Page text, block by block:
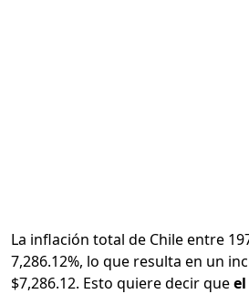
La inflación total de Chile entre
7,286.12%, lo que resulta en un
$7,286.12. Esto quiere decir que